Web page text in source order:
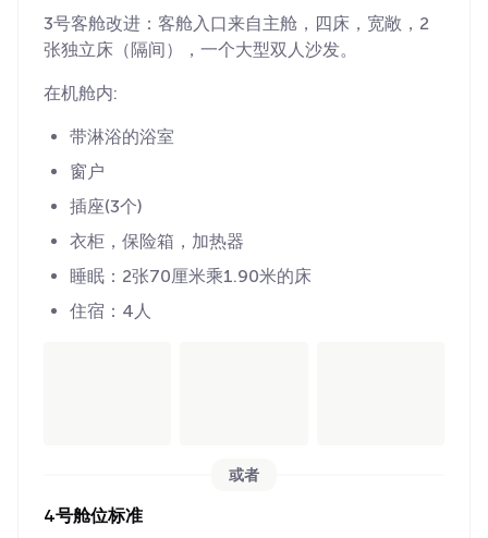
3号客舱改进：客舱入口来自主舱，四床，宽敞，2
张独立床（隔间），一个大型双人沙发。
在机舱内:
带淋浴的浴室
窗户
插座(3个)
衣柜，保险箱，加热器
睡眠：2张70厘米乘1.90米的床
住宿：4人
或者
4号舱位标准